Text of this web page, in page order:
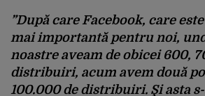
”După care Facebook, care
mai importantă pentru noi,
noastre aveam de obicei 600,
distribuiri, acum avem două
100.000 de distribuiri. Şi asta